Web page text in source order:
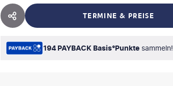
HOTEL TEILEN TERMINE & PREISE
194 PAYBACK Basis°Punkte sammeln!